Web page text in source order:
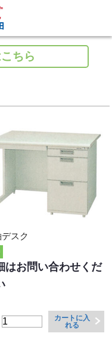
ちら
デスク
はお問い合わせくだ
カートに入
れる